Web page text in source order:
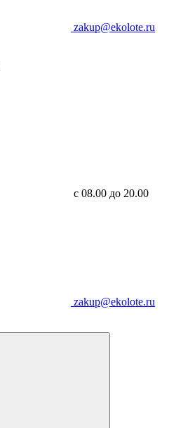
zakup@ekolote.ru
с 08.00 до 20.00
zakup@ekolote.ru